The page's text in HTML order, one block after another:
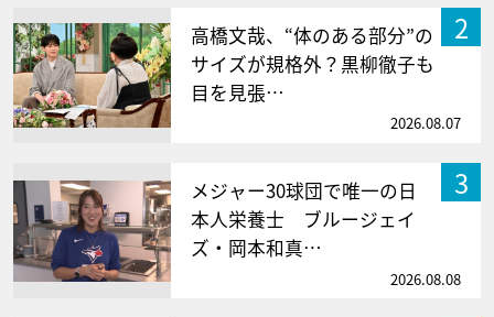
2
高橋文哉、“体のある部分”の
サイズが規格外？黒柳徹子も
目を見張…
2026.08.07
3
メジャー30球団で唯一の日
本人栄養士 ブルージェイ
ズ・岡本和真…
2026.08.08